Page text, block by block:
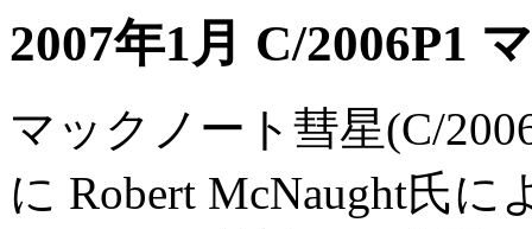
2007年1月 C/2006P1
マックノート彗星(C/
に Robert McNaught氏